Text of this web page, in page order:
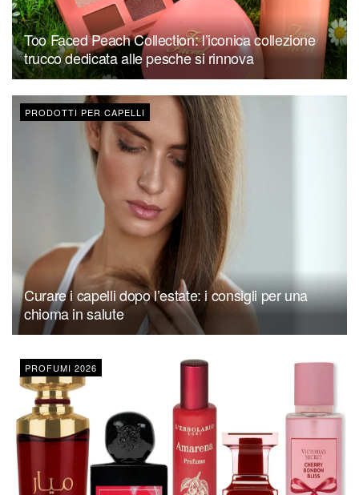
Too Faced Peach Collection: l’iconica collezione
trucco dedicata alle pesche si rinnova
PRODOTTI PER CAPELLI
Curare i capelli dopo l’estate: i consigli per una
chioma in salute
PROFUMI 2026